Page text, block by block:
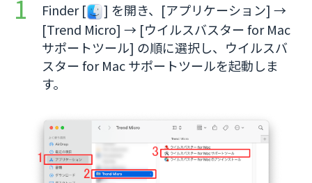
Finder [
] を開き、[アプリケーション] →
[Trend Micro] → [ウイルスバスター for Mac
サポートツール] の順に選択し、ウイルスバ
スター for Mac サポートツールを起動しま
す。